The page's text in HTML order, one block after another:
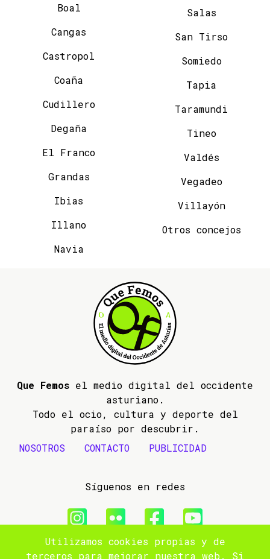
Boal
Cangas
Castropol
Coaña
Cudillero
Degaña
El Franco
Grandas
Ibias
Illano
Navia
Salas
San Tirso
Somiedo
Tapia
Taramundi
Tineo
Valdés
Vegadeo
Villayón
Otros concejos
Que Femos el medio digital del occidente
asturiano.
Todo el ocio, cultura y deporte del
paraíso por descubrir.
NOSOTROS
CONTACTO PUBLICIDAD
Síguenos en redes
© 2009- 2026 Que Femos
Utilizamos cookies propias y de
terceros para mejorar nuestra web. Si